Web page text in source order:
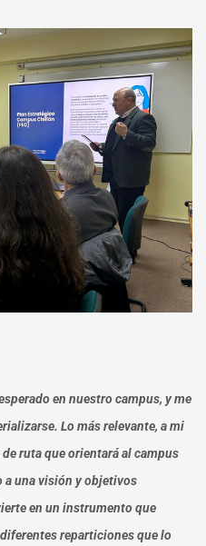
en nuestro campus, y me
Lo más relevante, a mi
ruta que orientará al campus
a una visión y objetivos
en un instrumento que
reparticiones que lo